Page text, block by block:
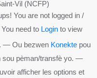
Vil (NCFP)
You are not logged in /
need to Login to view
— Ou bezwen Konekte pou
sou pèman/transfè yo. —
afficher les options et